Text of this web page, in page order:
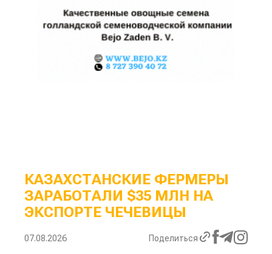
КАЗАХСТАНСКИЕ ФЕРМЕРЫ
ЗАРАБОТАЛИ $35 МЛН НА
ЭКСПОРТЕ ЧЕЧЕВИЦЫ
07.08.2026 Поделиться